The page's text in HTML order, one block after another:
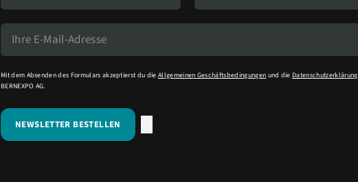
Mit dem Absenden des Formulars akzeptierst du die Allgemeinen Geschäftsbedingungen und die Datenschutzerklärung
BERNEXPO AG.